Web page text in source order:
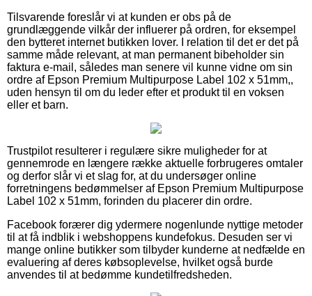
Tilsvarende foreslår vi at kunden er obs på de
grundlæggende vilkår der influerer på ordren, for eksempel
den bytteret internet butikken lover. I relation til det er det på
samme måde relevant, at man permanent bibeholder sin
faktura e-mail, således man senere vil kunne vidne om sin
ordre af Epson Premium Multipurpose Label 102 x 51mm,,
uden hensyn til om du leder efter et produkt til en voksen
eller et barn.
Trustpilot resulterer i regulære sikre muligheder for at
gennemrode en længere række aktuelle forbrugeres omtaler
og derfor slår vi et slag for, at du undersøger online
forretningens bedømmelser af Epson Premium Multipurpose
Label 102 x 51mm, forinden du placerer din ordre.
Facebook forærer dig ydermere nogenlunde nyttige metoder
til at få indblik i webshoppens kundefokus. Desuden ser vi
mange online butikker som tilbyder kunderne at nedfælde en
evaluering af deres købsoplevelse, hvilket også burde
anvendes til at bedømme kundetilfredsheden.